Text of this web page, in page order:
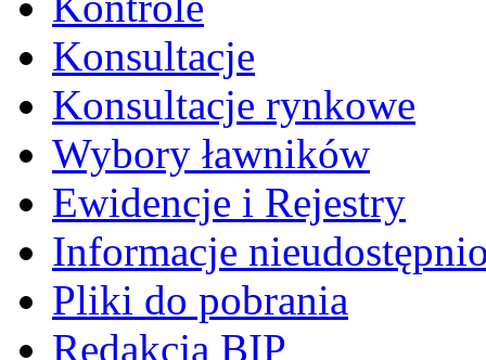
Konsultacje
Konsultacje rynkowe
Wybory ławników
Ewidencje i Rejestry
Informacje
Pliki do pobrania
Redakcja BIP